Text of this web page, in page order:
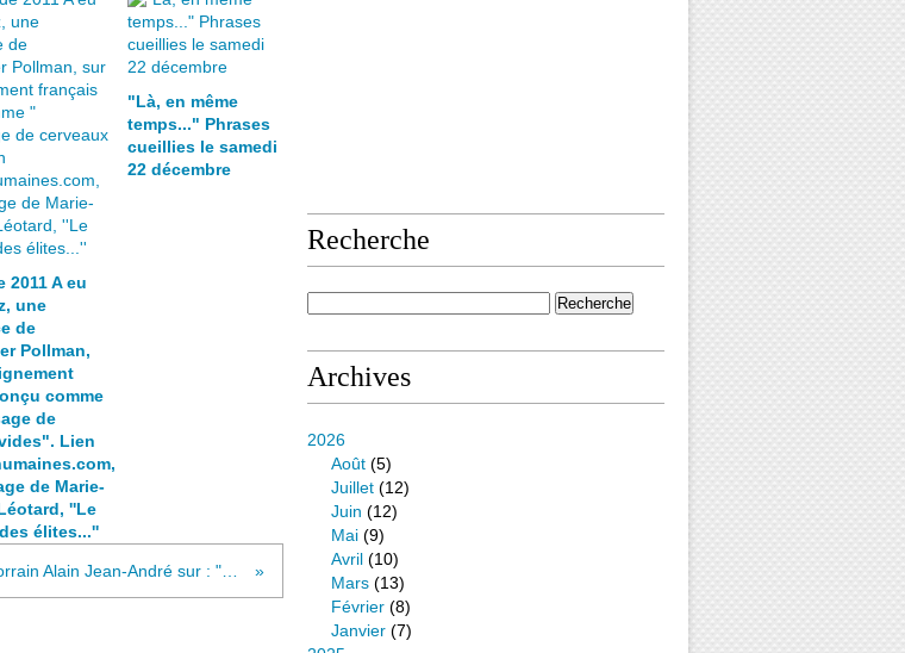
2011 A eu
une
de
Pollman,
comme
de
Lien
de Marie-
''Le
élites...''
"Là, en même
temps..." Phrases
cueillies le samedi
22 décembre
Recherche
Archives
2026
Août (5)
Juillet (12)
Juin (12)
Mai (9)
Avril (10)
Mars (13)
Février (8)
Janvier (7)